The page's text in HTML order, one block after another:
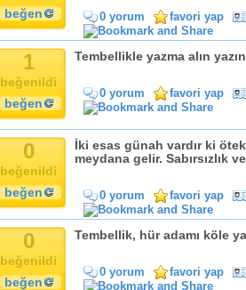
beğen
0 yorum favori yap
1
beğenildi
beğen
Tembellikle yazma alın
0 yorum favori yap
0
beğenildi
beğen
İki esas günah vardır ki
meydana gelir. Sabırsızlık
0 yorum favori yap
0
beğenildi
beğen
Tembellik, hür adamı köle
0 yorum favori yap